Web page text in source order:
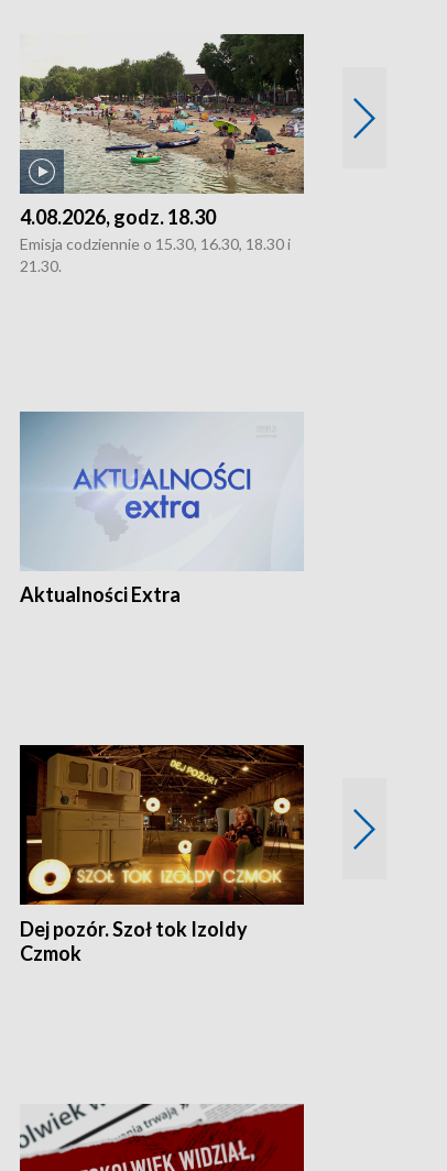
4.08.2026, godz. 18.30
Emisja codziennie o 15.30, 16.30, 18.30 i
21.30.
Aktualności Extra
Dej pozór. Szoł tok Izoldy
Czmok